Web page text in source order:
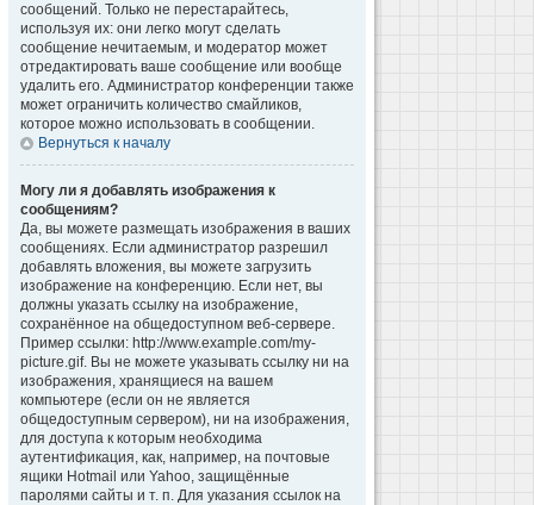
сообщений. Только не перестарайтесь,
используя их: они легко могут сделать
сообщение нечитаемым, и модератор может
отредактировать ваше сообщение или вообще
удалить его. Администратор конференции также
может ограничить количество смайликов,
которое можно использовать в сообщении.
Вернуться к началу
Могу ли я добавлять изображения к
сообщениям?
Да, вы можете размещать изображения в ваших
сообщениях. Если администратор разрешил
добавлять вложения, вы можете загрузить
изображение на конференцию. Если нет, вы
должны указать ссылку на изображение,
сохранённое на общедоступном веб-сервере.
Пример ссылки: http://www.example.com/my-
picture.gif. Вы не можете указывать ссылку ни на
изображения, хранящиеся на вашем
компьютере (если он не является
общедоступным сервером), ни на изображения,
для доступа к которым необходима
аутентификация, как, например, на почтовые
ящики Hotmail или Yahoo, защищённые
паролями сайты и т. п. Для указания ссылок на